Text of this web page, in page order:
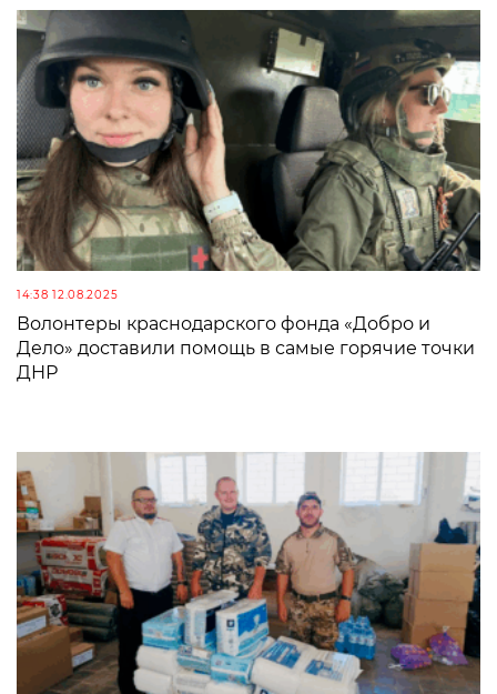
14:38 12.08.2025
Волонтеры краснодарского фонда «Добро и
Дело» доставили помощь в самые горячие точки
ДНР